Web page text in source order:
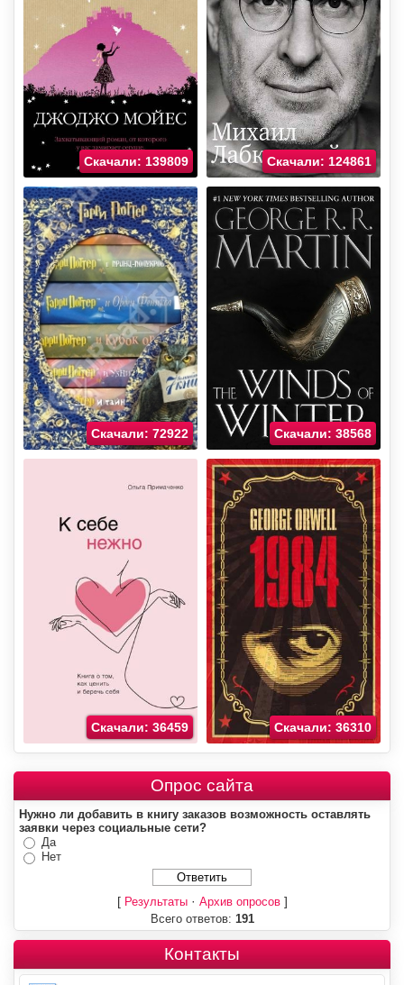
Скачали: 139809 Скачали: 124861
Скачали: 72922 Скачали: 38568
Скачали: 36459 Скачали: 36310
Опрос сайта
Нужно ли добавить в книгу заказов возможность оставлять
заявки через социальные сети?
Да
Нет
[ Результаты· Архив опросов]
Всего ответов: 191
Контакты